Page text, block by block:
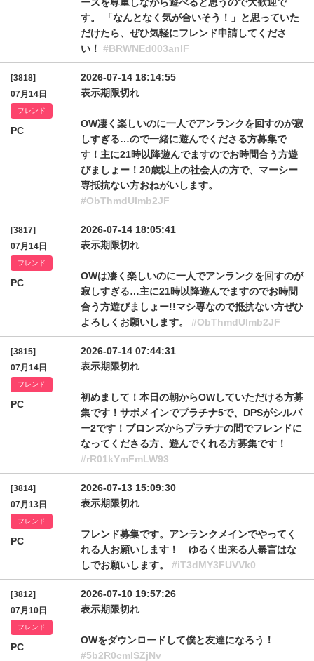
す。 「なんとなく気が合いそう！」と思っていた
だけたら、ぜひ気軽にフレンド申請してくださ
い！ #BRWNEd003anlF
[3818]
07月14日
フレンド
PC
2026-07-14 18:14:55
表示期限切れ
OW凄く楽しいのに一人でアンランクを回すのが寂
しすぎる…ので一緒に遊んでくださる方募集で
す！主に21時以降遊んでますのでお時間合う方遊
びましょー！20歳以上の社会人の方で、マーシー
専抵抗ない方おねがいします。
#ObThmdUlmb2JF
[3817]
07月14日
フレンド
PC
2026-07-14 18:05:41
表示期限切れ
OWは凄く楽しいのに一人でアンランクを回すのが
寂しすぎる…主に21時以降遊んでますのでお時間
合う方遊びましょー!!マシ専なので抵抗ない方ぜひ
よろしくお願いします。 #ObThmdUlmb2JF
[3815]
07月14日
フレンド
PC
2026-07-14 07:44:31
表示期限切れ
初めまして！本日の朝からOWしていただける方募
集です！サポメインでプラチナ5で、DPSがシルバ
ー2です！ブロンズからプラチナの間でフレンドに
なってくださる方、遊んでくれる方募集です！
#rR01kYmFmLW93
[3814]
07月13日
フレンド
PC
2026-07-13 15:09:30
表示期限切れ
フレンド募集です。アンランクメインでやってく
れる人お願いします！ ゆるく出来る人暴言はな
しでお願いします。 #iT3dMY3FUVVk0
[3812]
07月10日
フレンド
PC
2026-07-10 19:57:26
表示期限切れ
OWをダウンロードして僕と友達になろう！
#5b2R0cmlSZjNv